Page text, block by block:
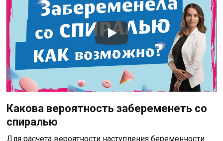
Какова вероятность забеременеть со
спиралью
Для расчета вероятности наступления беременности